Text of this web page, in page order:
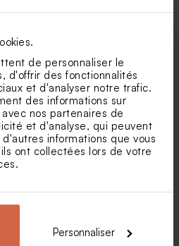
de personnaliser le
d'offrir des fonctionnalités
et d'analyser notre trafic.
des informations sur
nos partenaires de
et d'analyse, qui peuvent
informations que vous
ont collectées lors de votre
Personnaliser
Carte remerciement mariage
baroque digne des contes